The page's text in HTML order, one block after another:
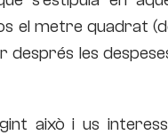
el metre quadrat
després les
això i us